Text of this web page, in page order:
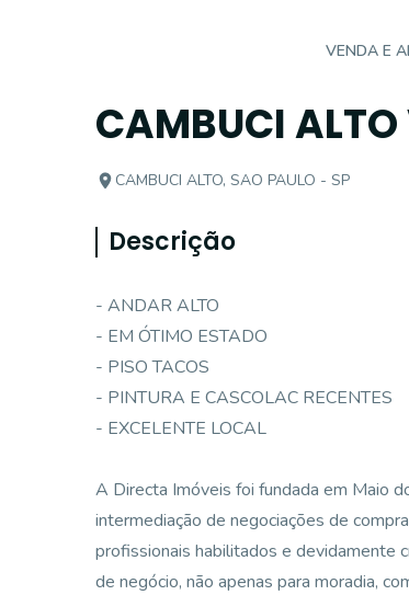
VENDA E
CAMBUCI ALTO
CAMBUCI ALTO, SAO PAULO - SP
Descrição
- ANDAR ALTO
- EM ÓTIMO ESTADO
- PISO TACOS
- PINTURA E CASCOLAC RECENTES
- EXCELENTE LOCAL
A Directa Imóveis foi fundada em Maio
intermediação de negociações de
profissionais habilitados e devidamente
de negócio, não apenas para moradia,